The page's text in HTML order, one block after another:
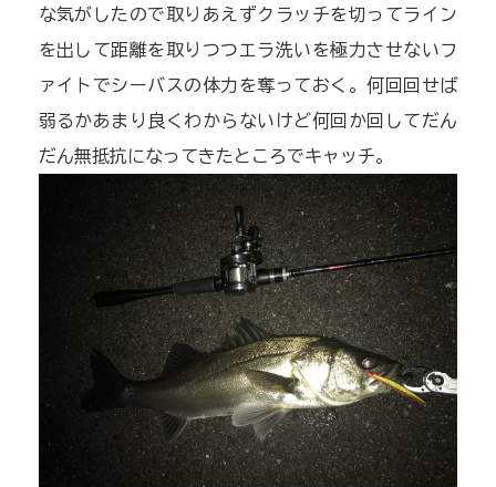
な気がしたので取りあえずクラッチを切ってライン
を出して距離を取りつつエラ洗いを極力させないフ
ァイトでシーバスの体力を奪っておく。何回回せば
弱るかあまり良くわからないけど何回か回してだん
だん無抵抗になってきたところでキャッチ。